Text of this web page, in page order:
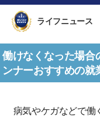
ライフニュース
働けなくなった場合
ンナーおすすめの就
病気やケガなどで働